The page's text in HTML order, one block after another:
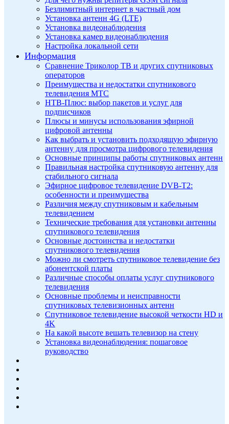
Безлимитный интернет в частный дом
Установка антенн 4G (LTE)
Установка видеонаблюдения
Установка камер видеонаблюдения
Настройка локальной сети
Информация
Сравнение Триколор ТВ и других спутниковых
операторов
Преимущества и недостатки спутникового
телевидения МТС
НТВ-Плюс: выбор пакетов и услуг для
подписчиков
Плюсы и минусы использования эфирной
цифровой антенны
Как выбрать и установить подходящую эфирную
антенну для просмотра цифрового телевидения
Основные принципы работы спутниковых антенн
Правильная настройка спутниковую антенну для
стабильного сигнала
Эфирное цифровое телевидение DVB-T2:
особенности и преимущества
Различия между спутниковым и кабельным
телевидением
Технические требования для установки антенны
спутникового телевидения
Основные достоинства и недостатки
спутникового телевидения
Можно ли смотреть спутниковое телевидение без
абонентской платы
Различные способы оплаты услуг спутникового
телевидения
Основные проблемы и неисправности
спутниковых телевизионных антенн
Спутниковое телевидение высокой четкости HD и
4K
На какой высоте вешать телевизор на стену
Установка видеонаблюдения: пошаговое
руководство